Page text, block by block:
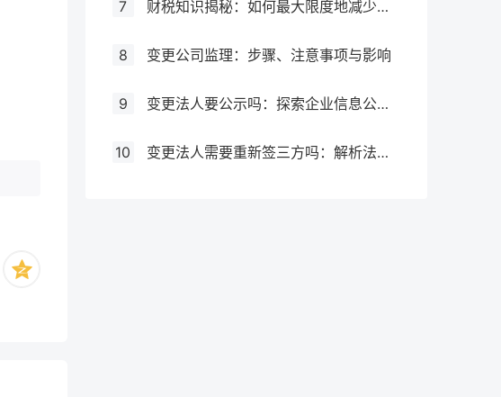
7 财税知识揭秘：如何最大限度地减少税务负担
8 变更公司监理：步骤、注意事项与影响
9 变更法人要公示吗：探索企业信息公示制度
10 变更法人需要重新签三方吗：解析法人变更对劳动关系的影响